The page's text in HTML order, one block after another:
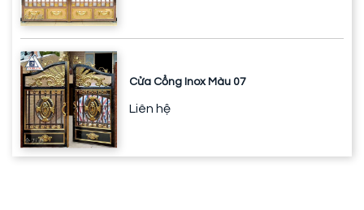
Cửa Cổng Inox Màu 07
Liên hệ